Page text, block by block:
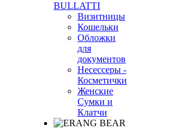
BULLATTI
Визитницы
Кошельки
Обложки
для
документов
Несессеры -
Косметички
Женские
Сумки и
Клатчи